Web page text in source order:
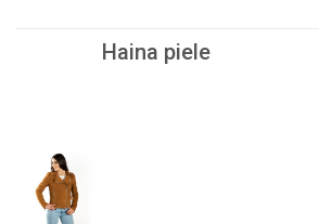
Haina piele